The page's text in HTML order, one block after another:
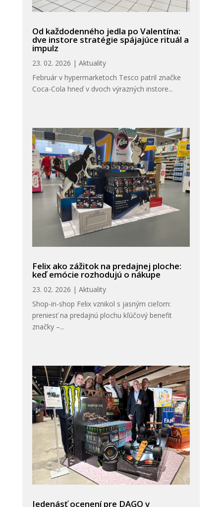
Od každodenného jedla po Valentína:
dve instore stratégie spájajúce rituál a
impulz
23. 02. 2026 | Aktuality
Február v hypermarketoch Tesco patril značke
Coca-Cola hneď v dvoch výrazných instore...
Felix ako zážitok na predajnej ploche:
keď emócie rozhodujú o nákupe
23. 02. 2026 | Aktuality
Shop-in-shop Felix vznikol s jasným cieľom:
preniesť na predajnú plochu kľúčový benefit
značky –...
Jedenásť ocenení pre DAGO v